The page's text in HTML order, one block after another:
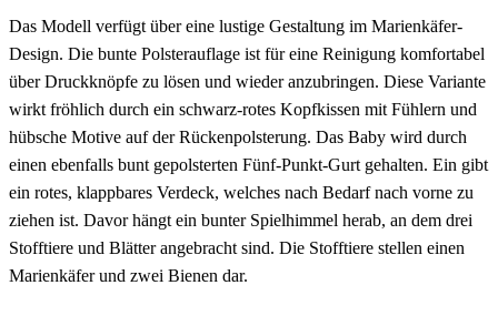
Das Modell verfügt über eine lustige Gestaltung im Marienkäfer-
Design. Die bunte Polsterauflage ist für eine Reinigung komfortabel
über Druckknöpfe zu lösen und wieder anzubringen. Diese Variante
wirkt fröhlich durch ein schwarz-rotes Kopfkissen mit Fühlern und
hübsche Motive auf der Rückenpolsterung. Das Baby wird durch
einen ebenfalls bunt gepolsterten Fünf-Punkt-Gurt gehalten. Ein gibt
ein rotes, klappbares Verdeck, welches nach Bedarf nach vorne zu
ziehen ist. Davor hängt ein bunter Spielhimmel herab, an dem drei
Stofftiere und Blätter angebracht sind. Die Stofftiere stellen einen
Marienkäfer und zwei Bienen dar.